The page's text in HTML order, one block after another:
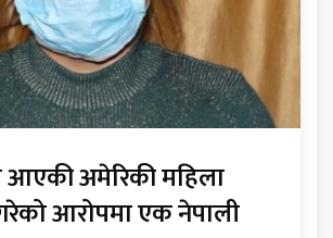
आएकी अमेरिकी महिला
आरोपमा एक नेपाली